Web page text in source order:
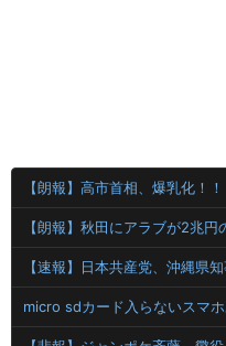
【朗報】高市首相、爆乳化！
【朗報】秋田にアラブが2兆円